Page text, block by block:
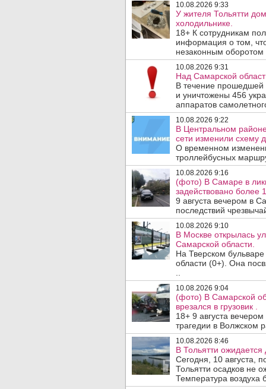
10.08.2026 9:33
У жителя Тольятти
холодильнике.
18+ К сотрудникам
информация о том,
незаконным оборотом
10.08.2026 9:31
Над Самарской
В течение
и уничтожены 456
аппаратов
10.08.2026 9:22
В Центральном
сети изменили схему
О временном
троллейбусных
10.08.2026 9:16
(фото) В Самаре в
задействовано более
9 августа вечером в
последствий
10.08.2026 9:10
В Москве открылась
Самарской области.
На Тверском
области (0+). Она
10.08.2026 9:04
(фото) В Самарской
врезался в грузовик .
18+ 9 августа
трагедии в Волжском
10.08.2026 8:46
В Тольятти ожидается
Сегодня, 10 августа,
Тольятти осадков не
Температура воздуха